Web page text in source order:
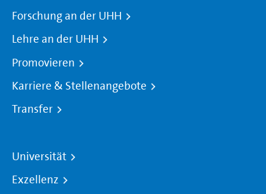
Forschung an der UHH
Lehre an der UHH
Promovieren
Karriere & Stellenangebote
Transfer
Universität
Exzellenz